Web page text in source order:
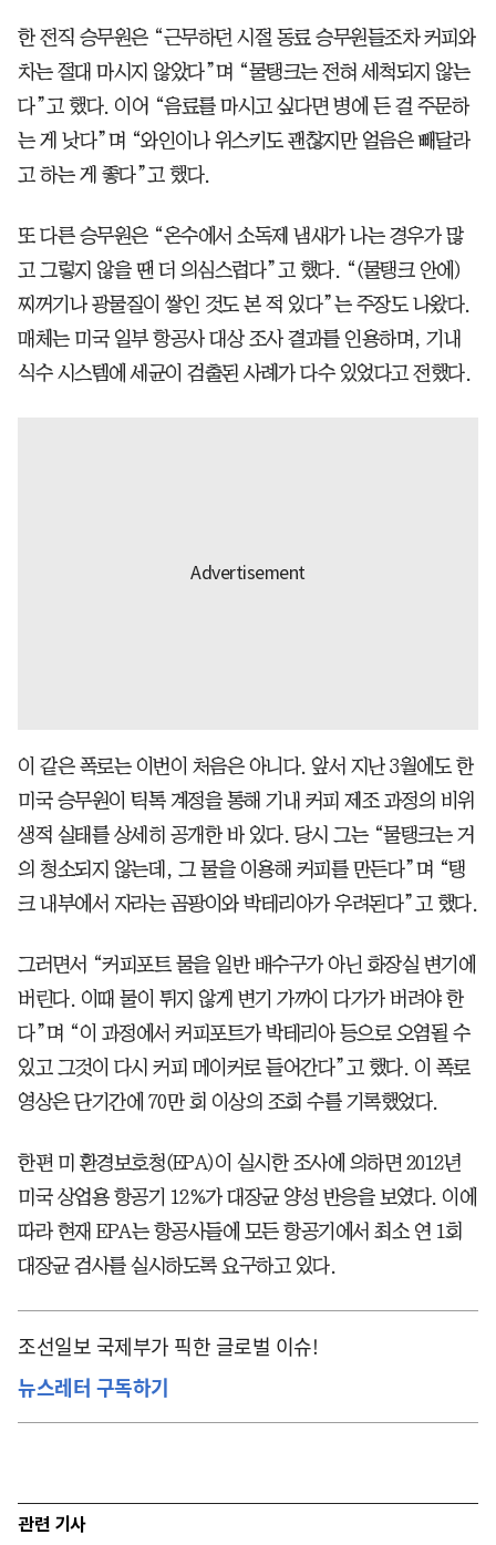
한 전직 승무원은 “근무하던 시절 동료 승무원들조차 커피와
차는 절대 마시지 않았다”며 “물탱크는 전혀 세척되지 않는
다”고 했다. 이어 “음료를 마시고 싶다면 병에 든 걸 주문하
는 게 낫다”며 “와인이나 위스키도 괜찮지만 얼음은 빼달라
고 하는 게 좋다”고 했다.
또 다른 승무원은 “온수에서 소독제 냄새가 나는 경우가 많
고 그렇지 않을 땐 더 의심스럽다”고 했다. “(물탱크 안에)
찌꺼기나 광물질이 쌓인 것도 본 적 있다”는 주장도 나왔다.
매체는 미국 일부 항공사 대상 조사 결과를 인용하며, 기내
식수 시스템에 세균이 검출된 사례가 다수 있었다고 전했다.
이 같은 폭로는 이번이 처음은 아니다. 앞서 지난 3월에도 한
미국 승무원이 틱톡 계정을 통해 기내 커피 제조 과정의 비위
생적 실태를 상세히 공개한 바 있다. 당시 그는 “물탱크는 거
의 청소되지 않는데, 그 물을 이용해 커피를 만든다”며 “탱
크 내부에서 자라는 곰팡이와 박테리아가 우려된다”고 했다.
그러면서 “커피포트 물을 일반 배수구가 아닌 화장실 변기에
버린다. 이때 물이 튀지 않게 변기 가까이 다가가 버려야 한
다”며 “이 과정에서 커피포트가 박테리아 등으로 오염될 수
있고 그것이 다시 커피 메이커로 들어간다”고 했다. 이 폭로
영상은 단기간에 70만 회 이상의 조회 수를 기록했었다.
한편 미 환경보호청(EPA)이 실시한 조사에 의하면 2012년
미국 상업용 항공기 12%가 대장균 양성 반응을 보였다. 이에
따라 현재 EPA는 항공사들에 모든 항공기에서 최소 연 1회
대장균 검사를 실시하도록 요구하고 있다.
조선일보 국제부가 픽한 글로벌 이슈!
뉴스레터 구독하기
관련 기사